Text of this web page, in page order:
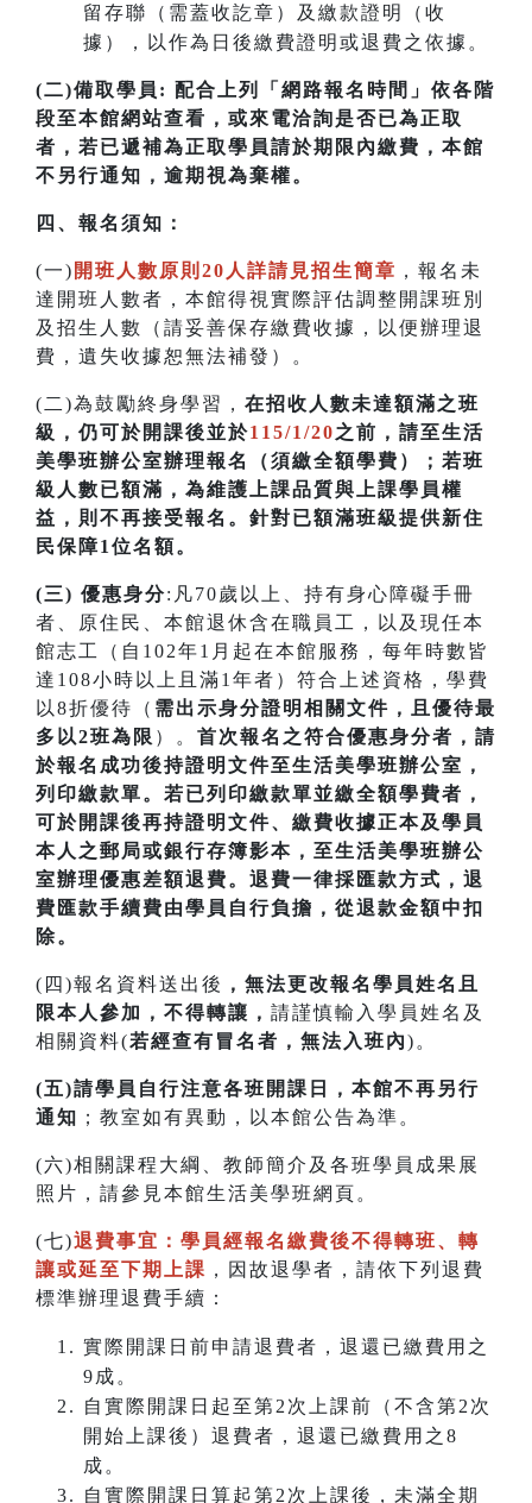
留存聯（需蓋收訖章）及繳款證明（收
據），以作為日後繳費證明或退費之依據。
(二)備取學員: 配合上列「網路報名時間」依各階
段至本館網站查看，或來電洽詢是否已為正取
者，若已遞補為正取學員請於期限內繳費，本館
不另行通知，逾期視為棄權。
四 、 報名須知：
(一) 開班人數原則20人詳請見招生簡章 ，報名未
達開班人數者，本館得視實際評估調整開課班別
及招生人數（請妥善保存繳費收據，以便辦理退
費，遺失收據恕無法補發）。
(二)為鼓勵終身學習， 在招收人數未達額滿之班
級，仍可於開課後並於115/1/20之前，請至生活
美學班辦公室辦理報名（須繳全額學費）；若班
級人數已額滿，為維護上課品質與上課學員權
益，則不再接受報名。針對已額滿班級提供新住
民保障1位名額。
(三) 優惠身分:凡70歲以上、持有身心障礙手冊
者、原住民、本館退休含在職員工，以及現任本
館志工（自102年1月起在本館服務，每年時數皆
達108小時以上且滿1年者）符合上述資格，學費
以8折優待（ 需出示身分證明相關文件，且優待最
多以2班為限 ）。 首次報名之符合優惠身分者，請
於報名成功後持證明文件至生活美學班辦公室，
列印繳款單。若已列印繳款單並繳全額學費者，
可於開課後再持證明文件、繳費收據正本及學員
本人之郵局或銀行存簿影本，至生活美學班辦公
室辦理優惠差額退費。 退費一律採匯款方式，退
費匯款手續費由學員自行負擔，從退款金額中扣
除。
(四)報名資料送出後 ，無法更改報名學員姓名且
限本人參加，不得轉讓， 請謹慎輸入學員姓名及
相關資料(若經查有冒名者，無法入班內)。
(五)請學員自行注意各班開課日，本館不再另行
通知 ；教室如有異動，以本館公告為準。
(六)相關課程大綱、教師簡介及各班學員成果展
照片，請參見本館生活美學班網頁。
(七)退費事宜：學員經報名繳費後不得轉班、 轉
讓或延至下期上課 ，因故退學者，請依下列退費
標準辦理退費手續：
實際開課日前申請退費者，退還已繳費用之
9成。
自實際開課日起至第2次上課前（不含第2次
開始上課後）退費者，退還已繳費用之8
成。
自實際開課日算起第2次上課後，未滿全期